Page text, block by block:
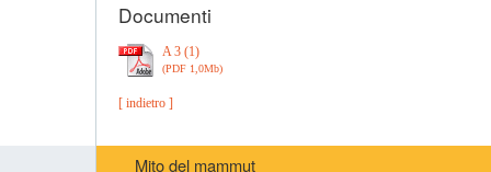
Documenti
A 3 (1)
(PDF 1,0Mb)
[ indietro ]
Mito del mammut